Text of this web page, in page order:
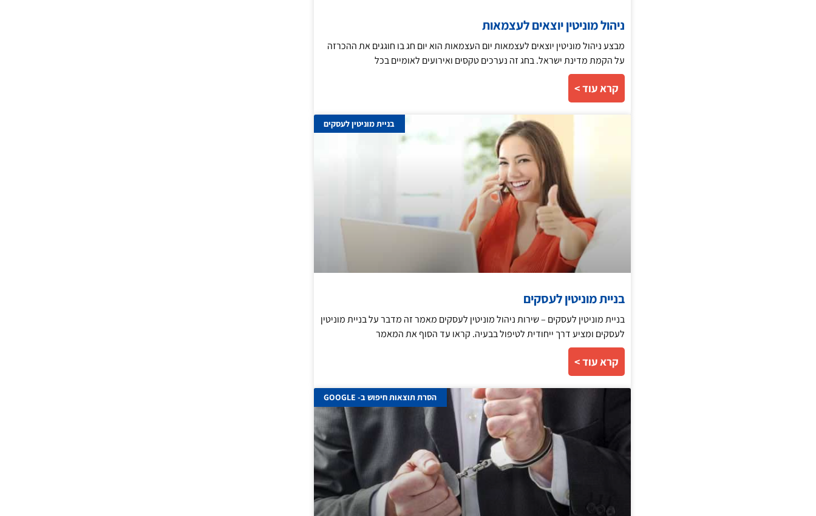
ניהול מוניטין יוצאים לעצמאות
מבצע ניהול מוניטין יוצאים לעצמאות יום העצמאות הוא יום חג בו חוגגים את ההכרזה
על הקמת מדינת ישראל. בחג זה נערכים טקסים ואירועים לאומיים בכל
קרא עוד >
בניית מוניטין לעסקים
בניית מוניטין לעסקים
בניית מוניטין לעסקים – שירות ניהול מוניטין לעסקים מאמר זה מדבר על בניית מוניטין
לעסקים ומציע דרך ייחודית לטיפול בבעיה. קראו עד הסוף את המאמר
קרא עוד >
הסרת תוצאות חיפוש ב- GOOGLE